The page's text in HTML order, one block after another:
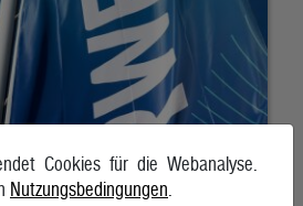
Cookies für die Webanalyse.
Nutzungsbedingungen